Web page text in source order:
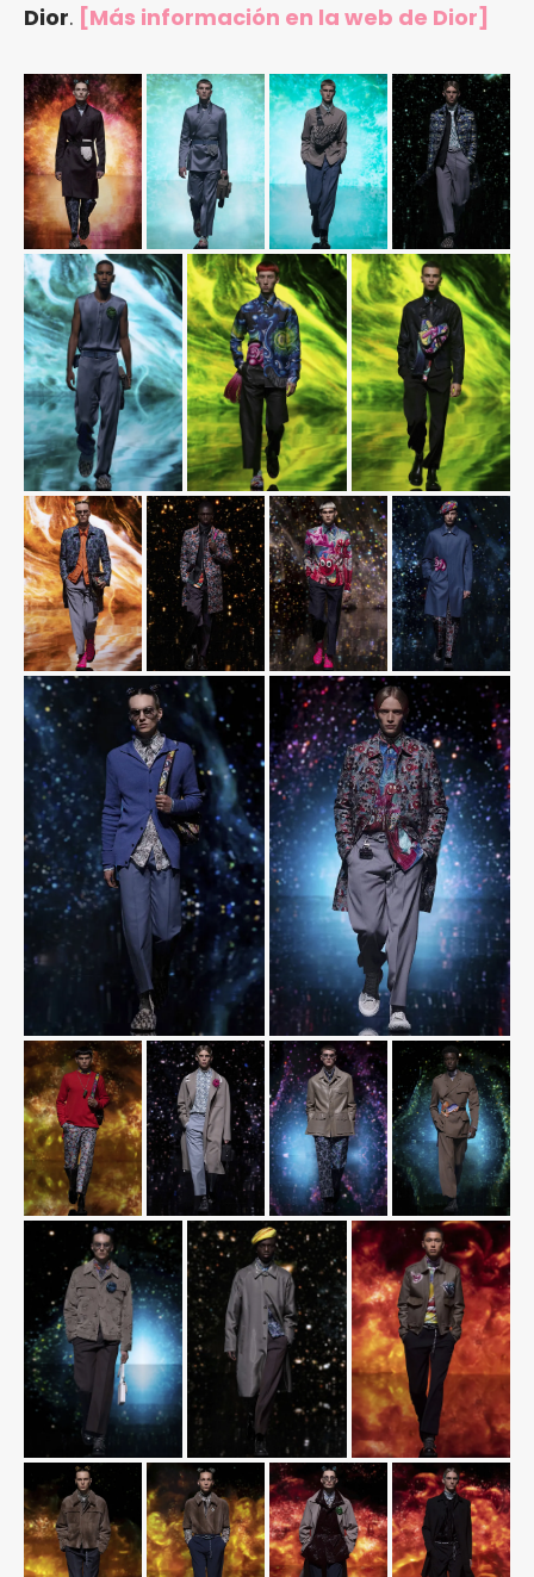
Dior. [Más información en la web de Dior]
¿Te gusta fantasticmag.es?
Pues, ahora que esta web está inactiva,
puede interesarte que la aventura
continúa ensinceramente.cc.